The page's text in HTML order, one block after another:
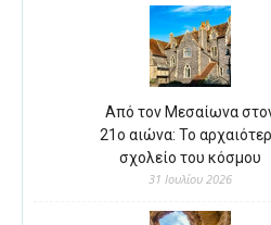
Από τον Μεσαίωνα
21ο αιώνα: Το
σχολείο του κόσμου
31 Ιουλίου 2026